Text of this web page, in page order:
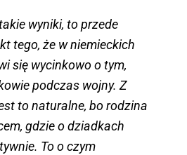
wyniki, to przede
tego, że w niemieckich
się wycinkowo o tym,
podczas wojny. Z
to naturalne, bo rodzina
gdzie o dziadkach
To o czym